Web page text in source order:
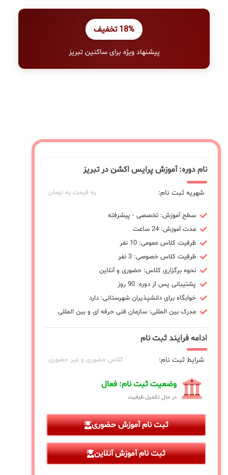
18% تخفیف
پیشنهاد ویژه برای ساکنین تبریز
نام دوره: آموزش پرایس اکشن در تبریز
شهریه ثبت نام: به قیمت به تومان
سطح آموزش: تخصصی - پیشرفته
مدت آموزش: 24 ساعت
ظرفیت کلاس عمومی: 10 نفر
ظرفیت کلاس خصوصی: 3 نفر
نحوه برگزاری کلاس: حضوری و آنلاین
پشتیبانی پس از دوره: 90 روز
خوابگاه برای دانشپذیران شهرستانی: دارد
مدرک بین المللی: سازمان فنی حرفه ای و بین المللی
ادامه فرایند ثبت نام
شرایط ثبت نام: کلاس حضوری و غیر حضوری
وضعیت ثبت نام: فعال
در حال تکمیل ظرفیت
ثبت نام آموزش حضوری
ثبت نام آموزش آنلاین